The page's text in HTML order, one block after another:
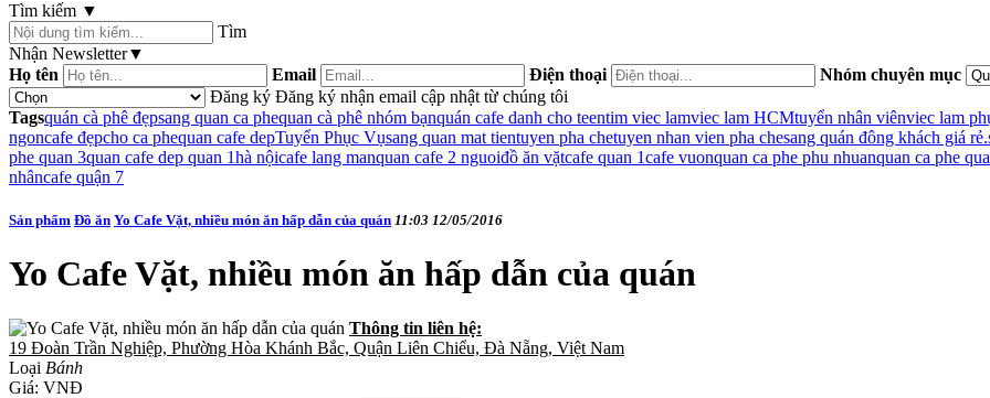
Tìm kiếm ▼
Tìm
Nhận Newsletter▼
Họ tên
Email Điện thoại Nhóm chuyên mục
Đăng ký Đăng ký nhận email cập nhật từ chúng tôi
Tagsquán cà phê đẹpsang quan ca phequan cà phê nhóm bạnquán cafe danh cho teentim viec lamviec lam HCMtuyển nhân viênviec lam
ngoncafe đẹpcho ca phequan cafe depTuyển Phục Vụsang quan mat tientuyen pha chetuyen nhan vien pha chesang quán đông khách giá rẻ.
phe quan 3quan cafe dep quan 1hà nộicafe lang manquan cafe 2 nguoiđồ ăn vặtcafe quan 1cafe vuonquan ca phe phu nhuanquan ca phe
nhâncafe quận 7
Sản phẩm Đồ ăn Yo Cafe Vặt, nhiều món ăn hấp dẫn của quán 11:03 12/05/2016
Yo Cafe Vặt, nhiều món ăn hấp dẫn của quán
Thông tin liên hệ:
19 Đoàn Trần Nghiệp, Phường Hòa Khánh Bắc, Quận Liên Chiểu, Đà Nẵng, Việt Nam
Loại Bánh
Giá: VNĐ